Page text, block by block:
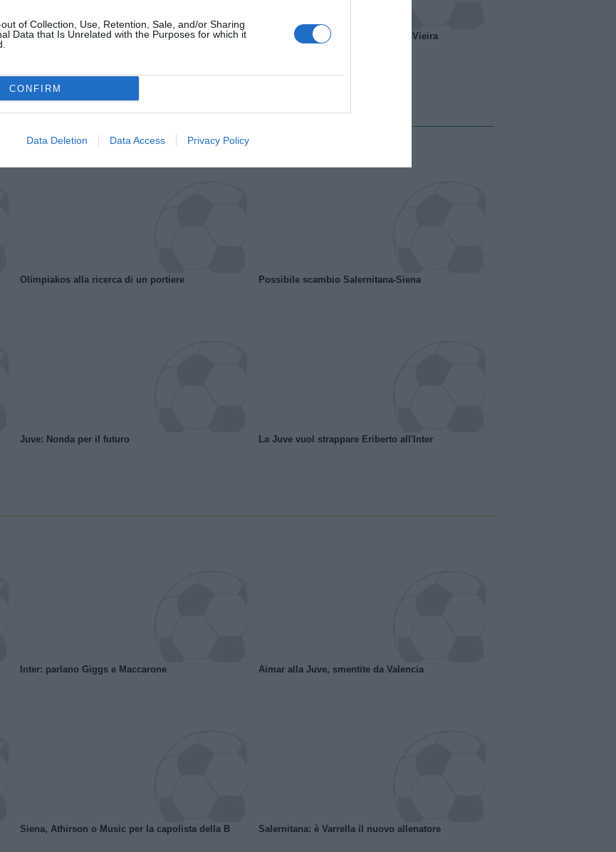
of Collection, Use, Retention, Sale, and/or Sharing
Data that Is Unrelated with the Purposes for which it
CONFIRM
Data Deletion Data Access Privacy Policy
Wiltord vuole giocare A gennaio ipotesi scambio Davids-Vieira
Olimpiakos alla ricerca di un portiere Possibile scambio Salernitana-Siena
Juve: Nonda per il futuro La Juve vuol strappare Eriberto all'Inter
Inter: parlano Giggs e Maccarone Aimar alla Juve, smentite da Valencia
Siena, Athirson o Music per la capolista della B Salernitana: è Varrella il nuovo allenatore